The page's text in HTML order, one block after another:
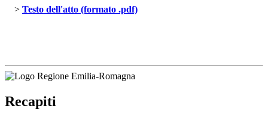
> Testo dell'atto (formato .pdf)
Recapiti